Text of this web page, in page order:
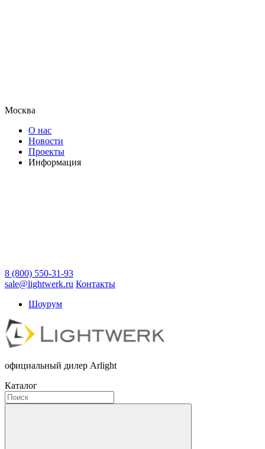
Москва
О нас
Новости
Проекты
Информация
8 (800) 550-31-93
sale@lightwerk.ru Контакты
Шоурум
официальный дилер Arlight
Каталог